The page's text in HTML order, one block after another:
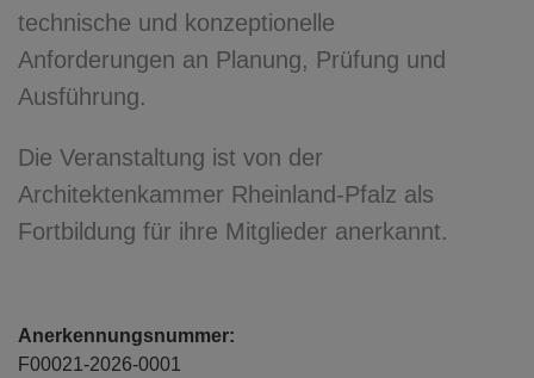
technische und konzeptionelle
Anforderungen an Planung, Prüfung und
Ausführung.
Die Veranstaltung ist von der
Architektenkammer Rheinland-Pfalz als
Fortbildung für ihre Mitglieder anerkannt.
Anerkennungsnummer:
F00021-2026-0001